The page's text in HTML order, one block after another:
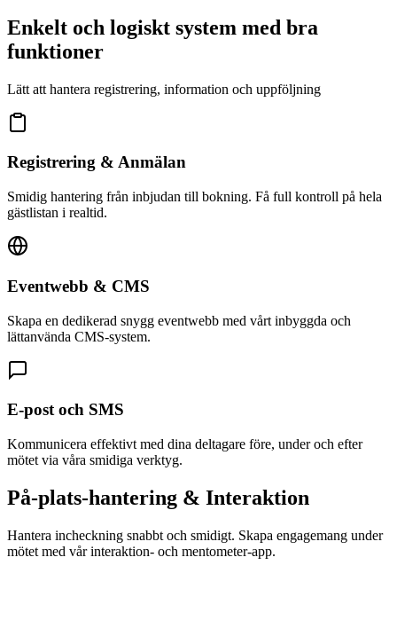
Enkelt och logiskt system med bra
funktioner
Lätt att hantera registrering, information och uppföljning
Registrering & Anmälan
Smidig hantering från inbjudan till bokning. Få full kontroll på hela
gästlistan i realtid.
Eventwebb & CMS
Skapa en dedikerad snygg eventwebb med vårt inbyggda och
lättanvända CMS-system.
E-post och SMS
Kommunicera effektivt med dina deltagare före, under och efter
mötet via våra smidiga verktyg.
På-plats-hantering & Interaktion
Hantera incheckning snabbt och smidigt. Skapa engagemang under
mötet med vår interaktion- och mentometer-app.